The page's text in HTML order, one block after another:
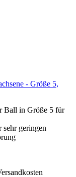
- Größe 5,
Ball in Größe 5 für
geringen